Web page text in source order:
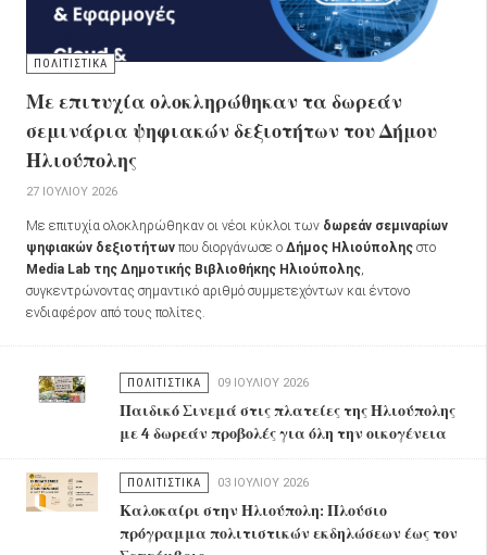
ΠΟΛΙΤΙΣΤΙΚΑ
Με επιτυχία ολοκληρώθηκαν τα δωρεάν
σεμινάρια ψηφιακών δεξιοτήτων του Δήμου
Ηλιούπολης
27 ΙΟΥΛΊΟΥ 2026
Με επιτυχία ολοκληρώθηκαν οι νέοι κύκλοι των δωρεάν σεμιναρίων
ψηφιακών δεξιοτήτων που διοργάνωσε ο Δήμος Ηλιούπολης στο
Media Lab της Δημοτικής Βιβλιοθήκης Ηλιούπολης
συγκεντρώνοντας σημαντικό αριθμό συμμετεχόντων και έντονο
ενδιαφέρον από τους πολίτες.
ΠΟΛΙΤΙΣΤΙΚΑ 09 ΙΟΥΛΊΟΥ 2026
Παιδικό Σινεμά στις πλατείες της Ηλιούπολης
με 4 δωρεάν προβολές για όλη την οικογένεια
ΠΟΛΙΤΙΣΤΙΚΑ 03 ΙΟΥΛΊΟΥ 2026
Καλοκαίρι στην Ηλιούπολη: Πλούσιο
πρόγραμμα πολιτιστικών εκδηλώσεων έως τον